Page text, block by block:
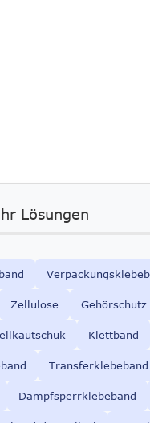
Lösungen
Zellulose Gehörschutz
Klettband
Transferklebeband
Dampfsperrklebeband